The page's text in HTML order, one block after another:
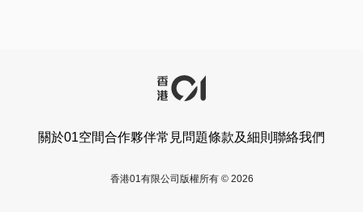
關於01空間合作夥伴常見問題條款及細則 聯絡我們
香港01有限公司版權所有 © 2026